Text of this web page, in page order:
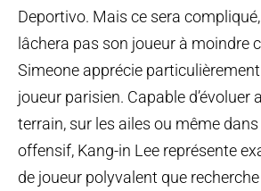
Deportivo. Mais ce sera
lâchera pas son joueur à moindre
Simeone apprécie
joueur parisien. Capable d’évoluer
terrain, sur les ailes ou même
offensif, Kang-in Lee représente
de joueur polyvalent que recherche